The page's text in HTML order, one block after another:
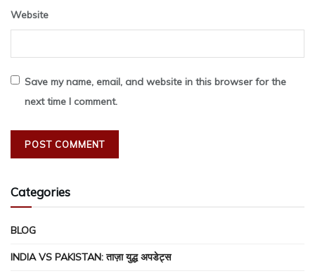
Website
Save my name, email, and website in this browser for the
next time I comment.
Categories
BLOG
INDIA VS PAKISTAN: ताज़ा युद्ध अपडेट्स